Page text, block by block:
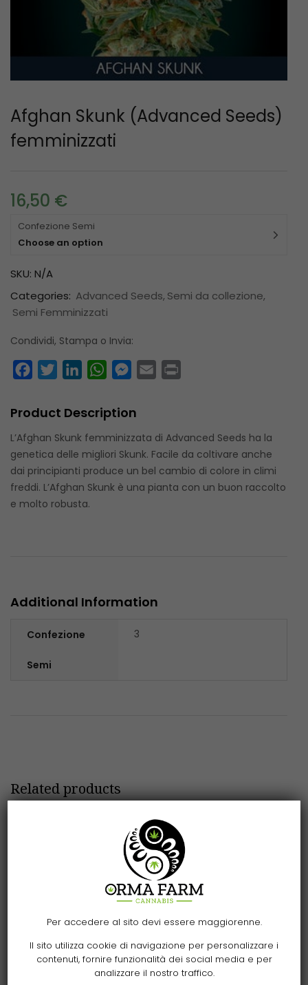
Afghan Skunk (Advanced Seeds)
femminizzati
16,50 €
Confezione Semi
Choose an option
SKU: N/A
Categories: Advanced Seeds Semi da collezione
Semi Femminizzati
Condividi, Stampa o Invia:
FacebookTwitterLinkedInWhatsAppMessenger
Email
Product Description
L’Afghan Skunk femminizzata di Advanced Seeds ha la
genetica delle migliori Skunk. Facile da coltivare anche
dai principianti produce un bel cambio di colore in climi
freddi. L’Afghan Skunk è una pianta con un buon raccolto
e molto robusta.
Additional Information
Confezione
Semi
3
Related products
Per accedere al sito devi essere maggiorenne.
Il sito utilizza cookie di navigazione per personalizzare i
contenuti, fornire funzionalità dei social media e per
analizzare il nostro traffico.